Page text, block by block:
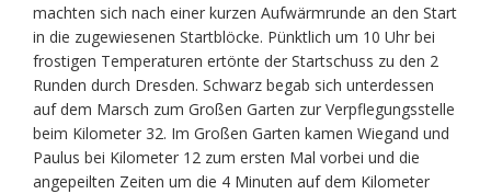
machten sich nach einer kurzen Aufwärmrunde an den Start
in die zugewiesenen Startblöcke. Pünktlich um 10 Uhr bei
frostigen Temperaturen ertönte der Startschuss zu den 2
Runden durch Dresden. Schwarz begab sich unterdessen
auf dem Marsch zum Großen Garten zur Verpflegungsstelle
beim Kilometer 32. Im Großen Garten kamen Wiegand und
Paulus bei Kilometer 12 zum ersten Mal vorbei und die
angepeilten Zeiten um die 4 Minuten auf dem Kilometer